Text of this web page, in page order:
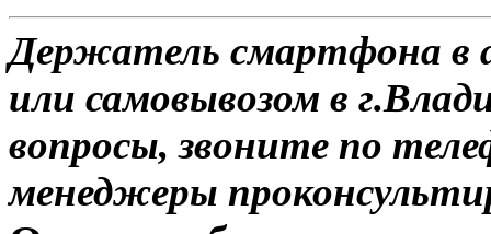
Держатель смартфона в
или самовывозом в
вопросы, звоните по
менеджеры